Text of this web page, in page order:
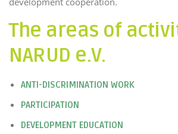
The areas of
NARUD e.V.
ANTI-DISCRIMINATION WORK
PARTICIPATION
DEVELOPMENT EDUCATION